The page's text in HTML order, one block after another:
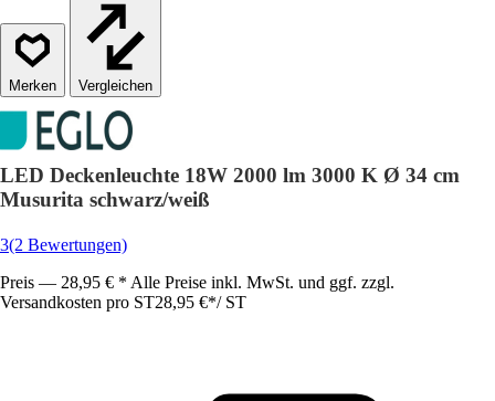
Vergleichen
LED Deckenleuchte 18W 2000 lm 3000 K Ø 34 cm
Musurita schwarz/weiß
3(2 Bewertungen)
Preis — 28,95 € * Alle Preise inkl. MwSt. und ggf. zzgl.
Versandkosten pro ST28,95 €*/ ST